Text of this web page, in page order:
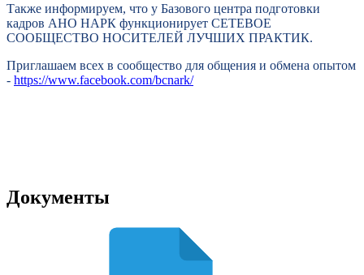
Также информируем, что у Базового центра подготовки
кадров АНО НАРК функционирует СЕТЕВОЕ
СООБЩЕСТВО НОСИТЕЛЕЙ ЛУЧШИХ ПРАКТИК.
Приглашаем всех в сообщество для общения и обмена опытом
- https://www.facebook.com/bcnark/
Документы